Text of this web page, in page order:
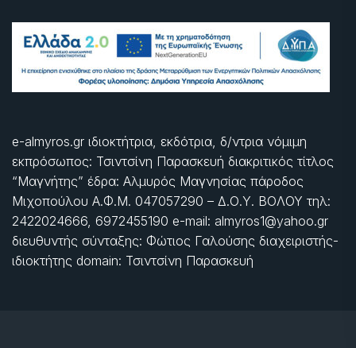
e-almyros.gr ιδιοκτήτρια, εκδότρια, δ/ντρια νόμιμη
εκπρόσωπος: Τσιντσίνη Παρασκευή διακριτικός τίτλος
“Μαγνήτης” έδρα: Αλμυρός Μαγνησίας πάροδος
Μιχοπούλου Α.Φ.Μ. 047057290 – Δ.Ο.Υ. ΒΟΛΟΥ τηλ:
2422024666, 6972455190 e-mail: almyros1@yahoo.gr
διευθυντής σύνταξης: Φώτιος Γαλούσης διαχειριστής-
ιδιοκτήτης domain: Τσιντσίνη Παρασκευή